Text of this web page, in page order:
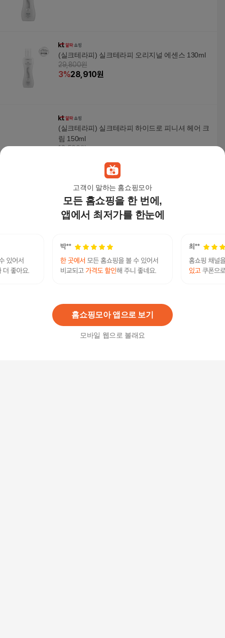
고객이 말하는 홈쇼핑모아
모든 홈쇼핑을 한 번에,
앱에서 최저가를 한눈에
홈쇼핑모아 앱으로 보기
모바일 웹으로 볼래요
(실크테라피) 실크테라피 오리지널 에센스 130ml
29,800원
3%28,910원
(실크테라피) 실크테라피 하이드로 피니셔 헤어 크
림 150ml
18,500원
실크테라피 하이드로 피니셔 헤어 크림 150ml 2개
32,900원
7% 30,600원
실크테라피 본드앤리페어 에센스 대용량 4통